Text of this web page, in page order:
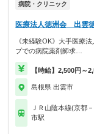
病院・クリニック
医療法人徳洲会 出雲
《未経験OK》大手医療
プでの病院薬剤師求…
【時給】2,500円～
島根県 出雲市
ＪＲ山陰本線(京都
市駅